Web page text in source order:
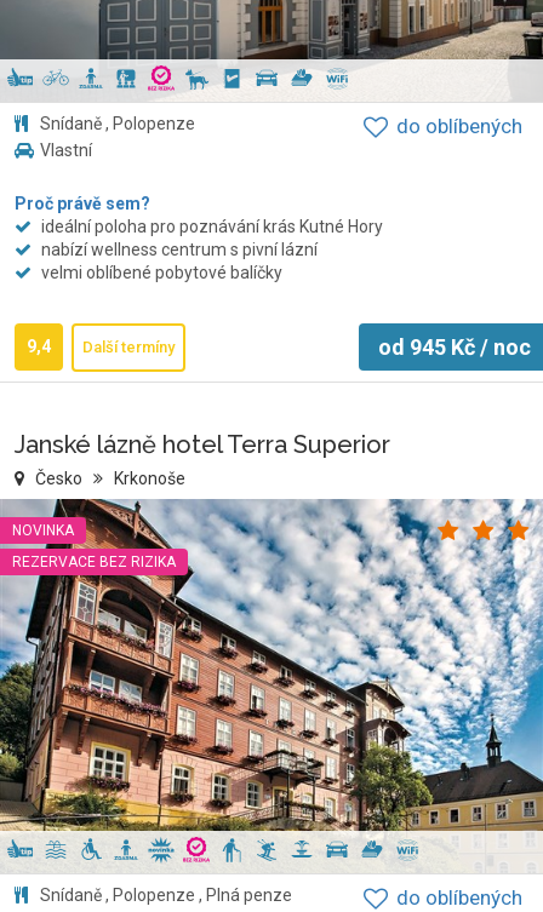
Snídaně , Polopenze
Vlastní
Proč právě sem?
ideální poloha pro poznávání krás Kutné Hory
nabízí wellness centrum s pivní lázní
velmi oblíbené pobytové balíčky
9,4 Další termíny od 945 Kč/ noc
do oblíbených
Janské lázně hotel Terra Superior
Česko Krkonoše
NOVINKA
REZERVACE BEZ RIZIKA
Snídaně , Polopenze , Plná penze
do oblíbených